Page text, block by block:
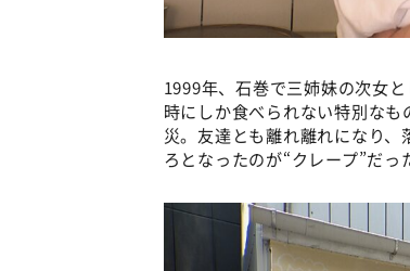
1999年、石巻で三姉妹の次女
時にしか食べられない特別な
災。友達とも離れ離れになり
ろとなったのが“クレープ”だっ